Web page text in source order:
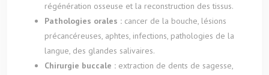
régénération osseuse et la reconstruction des tissus.
Pathologies orales : cancer de la bouche, lésions
précancéreuses, aphtes, infections, pathologies de la
langue, des glandes salivaires.
Chirurgie buccale : extraction de dents de sagesse,